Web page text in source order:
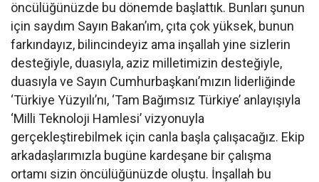
öncülüğünüzde bu dönemde başlattık. Bunları şunun
için saydım Sayın Bakan’ım, çıta çok yüksek, bunun
farkındayız, bilincindeyiz ama inşallah yine sizlerin
desteğiyle, duasıyla, aziz milletimizin desteğiyle,
duasıyla ve Sayın Cumhurbaşkanı’mızın liderliğinde
‘Türkiye Yüzyılı’nı, ‘Tam Bağımsız Türkiye’ anlayışıyla
‘Milli Teknoloji Hamlesi’ vizyonuyla
gerçekleştirebilmek için canla başla çalışacağız. Ekip
arkadaşlarımızla bugüne kardeşane bir çalışma
ortamı sizin öncülüğünüzde oluştu. İnşallah bu